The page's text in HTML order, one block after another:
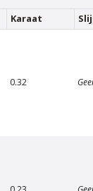
Karaat
0.32